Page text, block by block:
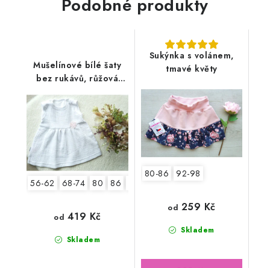
Podobné produkty
Mušelínové bílé šaty
bez rukávů, růžová
56-62 68-74 80 86
Skladem
od 419 Kč
Sukýnka s volánem,
tmavé květy
80-86 92-98
Skladem
od 259 Kč